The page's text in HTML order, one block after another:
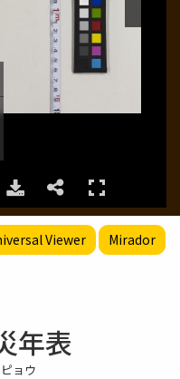
Viewer Mirador
年表
ョウ